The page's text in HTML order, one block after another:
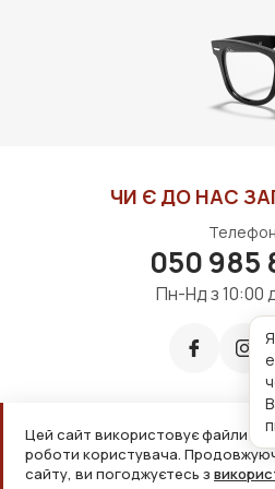
ДО
Цей сайт використовує файли
роботи користувача.
сайту, ви погоджуєтесь з
ЧИ Є ДО НАС
050 985
Пн-Нд з 10:00
2026, ТОВ «Дім оптики»
Приймаємо до